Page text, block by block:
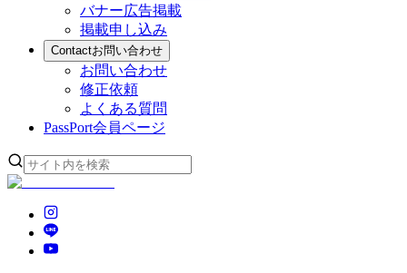
バナー広告掲載
掲載申し込み
Contactお問い合わせ
お問い合わせ
修正依頼
よくある質問
PassPort会員ページ